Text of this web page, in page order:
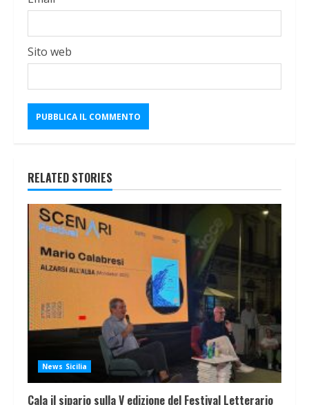
Sito web
RELATED STORIES
News Sicilia
Cala il sipario sulla V edizione del Festival Letterario